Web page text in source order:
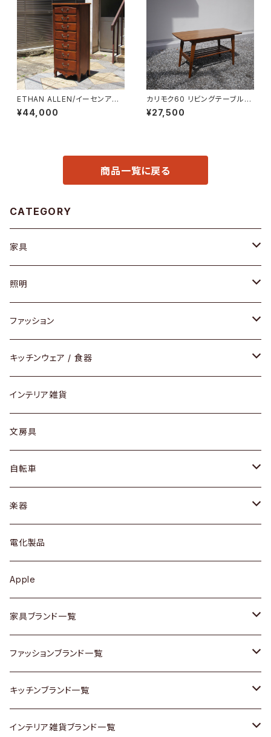
ETHAN ALLEN/イーセンアー
レン 7段トールチェスト
¥44,000
カリモク60 リビングテーブル
小
¥27,500
商品一覧に戻る
CATEGORY
家具
ソファ / ベンチ
チェア / スツール
ダイニングセット / ダイニングテーブル
ローテーブル / サイドテーブル
デスク / コンソール
ドレッサー
シェルフ
キュリオケース / 飾り棚
カップボード / 食器棚
チェスト
その他家具
Vintageヴィンテージ / Antiqueアンティーク
Designers / デザイナーズ
照明
ペンダントライト
テーブルランプ / デスクスタンド
フロアライト
ファッション
アクセサリー
リング
ピアス / イヤリング
財布
バッグ
アウター
トップス
ワンピース
ボトムス
靴
スカーフ
腕時計
Vintage / ヴィンテージ
キッチンウェア / 食器
グラス / タンブラー
カップ / マグ
プレート / ボウル
カトラリー
ケトル / ティーポット
鍋 / フライパン
Vintage / ヴィンテージ
銀製品
和物 / 作家物
その他キッチン雑貨
インテリア雑貨
文房具
自転車
dahon
楽器
ギター
ベース
その他楽器
電化製品
Apple
家具ブランド一覧
ACME Furniture / アクメ ファニチャー
ACTUS / アクタス
arflex / アルフレックス
ファッションブランド一覧
agnes b / アニエス ベー
BALLY / バリー
キッチンブランド一覧
ARABIA / アラビア
インテリア雑貨ブランド一覧